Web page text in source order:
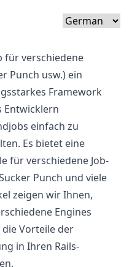
für verschiedene
Punch usw.) ein
Framework
Entwicklern
einfach zu
Es bietet eine
für verschiedene Job-
Punch und viele
zeigen wir Ihnen,
Engines
Vorteile der
in Ihren Rails-